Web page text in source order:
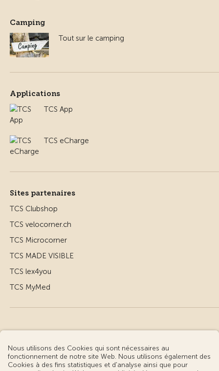
Camping
Tout sur le camping
Applications
TCS App
TCS eCharge
Sites partenaires
TCS Clubshop
TCS velocorner.ch
TCS Microcorner
TCS MADE VISIBLE
TCS lex4you
TCS MyMed